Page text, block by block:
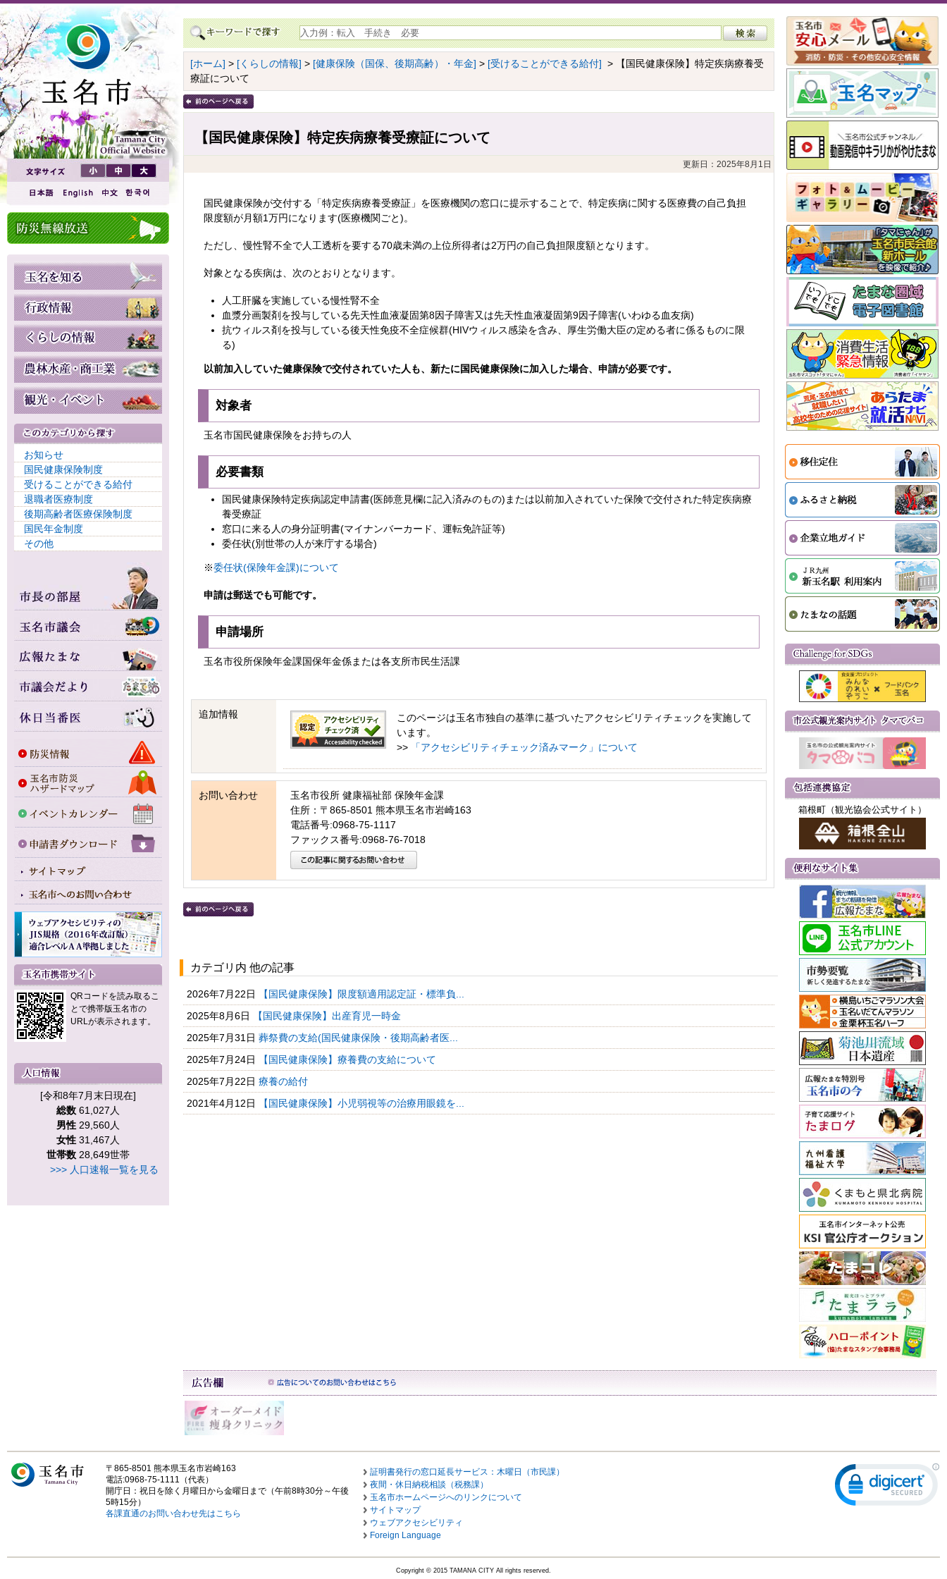
お知らせ
国民健康保険制度
受けることができる給付
退職者医療制度
後期高齢者医療保険制度
国民年金制度
その他
QRコードを読み取るこ
とで携帯版玉名市の
URLが表示されます。
[令和8年7月末日現在]
総数 61,027人
男性 29,560人
女性 31,467人
世帯数 28,649世帯
>>> 人口速報一覧を見る
[ホーム] > [くらしの情報] > [健康保険（国保、後期高齢）・年金] > [受けることができる給付] > 【国民健康保険】特定疾病療養受
療証について
【国民健康保険】特定疾病療養受療証について
更新日：2025年8月1日
国民健康保険が交付する「特定疾病療養受療証」を医療機関の窓口に提示することで、特定疾病に関する医療費の自己負担
限度額が月額1万円になります(医療機関ごと)。
ただし、慢性腎不全で人工透析を要する70歳未満の上位所得者は2万円の自己負担限度額となります。
対象となる疾病は、次のとおりとなります。
人工肝臓を実施している慢性腎不全
血漿分画製剤を投与している先天性血液凝固第8因子障害又は先天性血液凝固第9因子障害(いわゆる血友病)
抗ウィルス剤を投与している後天性免疫不全症候群(HIVウィルス感染を含み、厚生労働大臣の定める者に係るものに限
る)
以前加入していた健康保険で交付されていた人も、新たに国民健康保険に加入した場合、申請が必要です。
対象者
玉名市国民健康保険をお持ちの人
必要書類
国民健康保険特定疾病認定申請書(医師意見欄に記入済みのもの)または以前加入されていた保険で交付された特定疾病療
養受療証
窓口に来る人の身分証明書(マイナンバーカード、運転免許証等)
委任状(別世帯の人が来庁する場合)
※委任状(保険年金課)について
申請は郵送でも可能です。
申請場所
玉名市役所保険年金課国保年金係または各支所市民生活課
追加情報
このページは玉名市独自の基準に基づいたアクセシビリティチェックを実施して
います。
>>
「アクセシビリティチェック済みマーク」について
お問い合わせ
玉名市役所 健康福祉部 保険年金課
住所：〒865-8501 熊本県玉名市岩崎163
電話番号:0968-75-1117
ファックス番号:0968-76-7018
カテゴリ内 他の記事
2026年7月22日
【国民健康保険】限度額適用認定証・標準負...
2025年8月6日
【国民健康保険】出産育児一時金
2025年7月31日 葬祭費の支給(国民健康保険・後期高齢者医...
2025年7月24日
【国民健康保険】療養費の支給について
2025年7月22日 療養の給付
2021年4月12日
【国民健康保険】小児弱視等の治療用眼鏡を...
箱根町（観光協会公式サイト）
〒865-8501 熊本県玉名市岩崎163
電話:0968-75-1111（代表）
開庁日：祝日を除く月曜日から金曜日まで（午前8時30分～午後
5時15分）
各課直通のお問い合わせ先はこちら
証明書発行の窓口延長サービス：木曜日（市民課）
夜間・休日納税相談（税務課）
玉名市ホームページへのリンクについて
サイトマップ
ウェブアクセシビリティ
Foreign Language
Copyright © 2015 TAMANA CITY All rights reserved.